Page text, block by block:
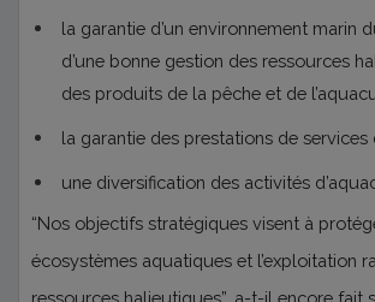
la garantie d’un environnement marin
d’une bonne gestion des ressources
des produits de la pêche et de
la garantie des prestations de services
une diversification des activités
“Nos objectifs stratégiques visent à
écosystèmes aquatiques et l’exploitation
ressources halieutiques”, a-t-il encore fait